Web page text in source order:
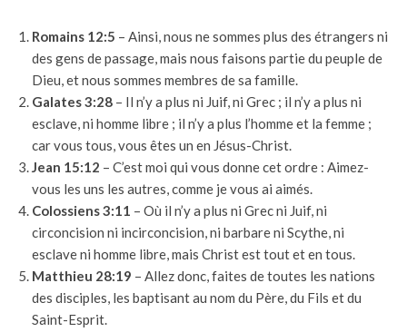
Romains 12:5 – Ainsi, nous ne sommes plus des étrangers ni
des gens de passage, mais nous faisons partie du peuple de
Dieu, et nous sommes membres de sa famille.
Galates 3:28 – Il n’y a plus ni Juif, ni Grec ; il n’y a plus ni
esclave, ni homme libre ; il n’y a plus l’homme et la femme ;
car vous tous, vous êtes un en Jésus-Christ.
Jean 15:12 – C’est moi qui vous donne cet ordre : Aimez-
vous les uns les autres, comme je vous ai aimés.
Colossiens 3:11 – Où il n’y a plus ni Grec ni Juif, ni
circoncision ni incirconcision, ni barbare ni Scythe, ni
esclave ni homme libre, mais Christ est tout et en tous.
Matthieu 28:19 – Allez donc, faites de toutes les nations
des disciples, les baptisant au nom du Père, du Fils et du
Saint-Esprit.